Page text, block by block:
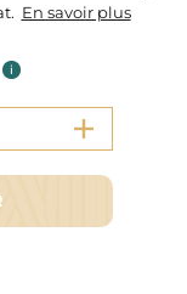
En savoir plus
i